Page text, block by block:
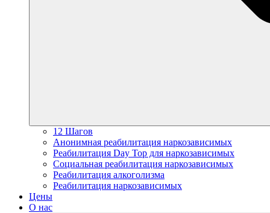
12 Шагов
Анонимная реабилитация наркозависимых
Реабилитация Day Top для наркозависимых
Социальная реабилитация наркозависимых
Реабилитация алкоголизма
Реабилитация наркозависимых
Цены
О нас